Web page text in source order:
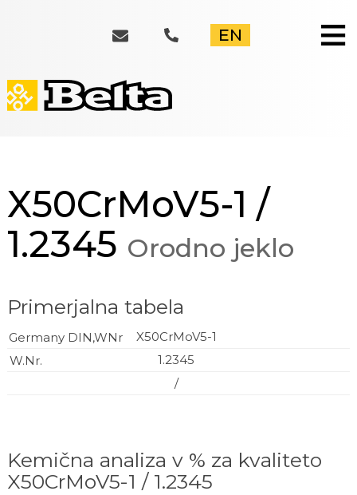
≡
EN
X50CrMoV5-1 /
1.2345 Orodno jeklo
Primerjalna tabela
X50CrMoV5-1
1.2345
/
Kemična analiza v % za kvaliteto
X50CrMoV5-1 / 1.2345